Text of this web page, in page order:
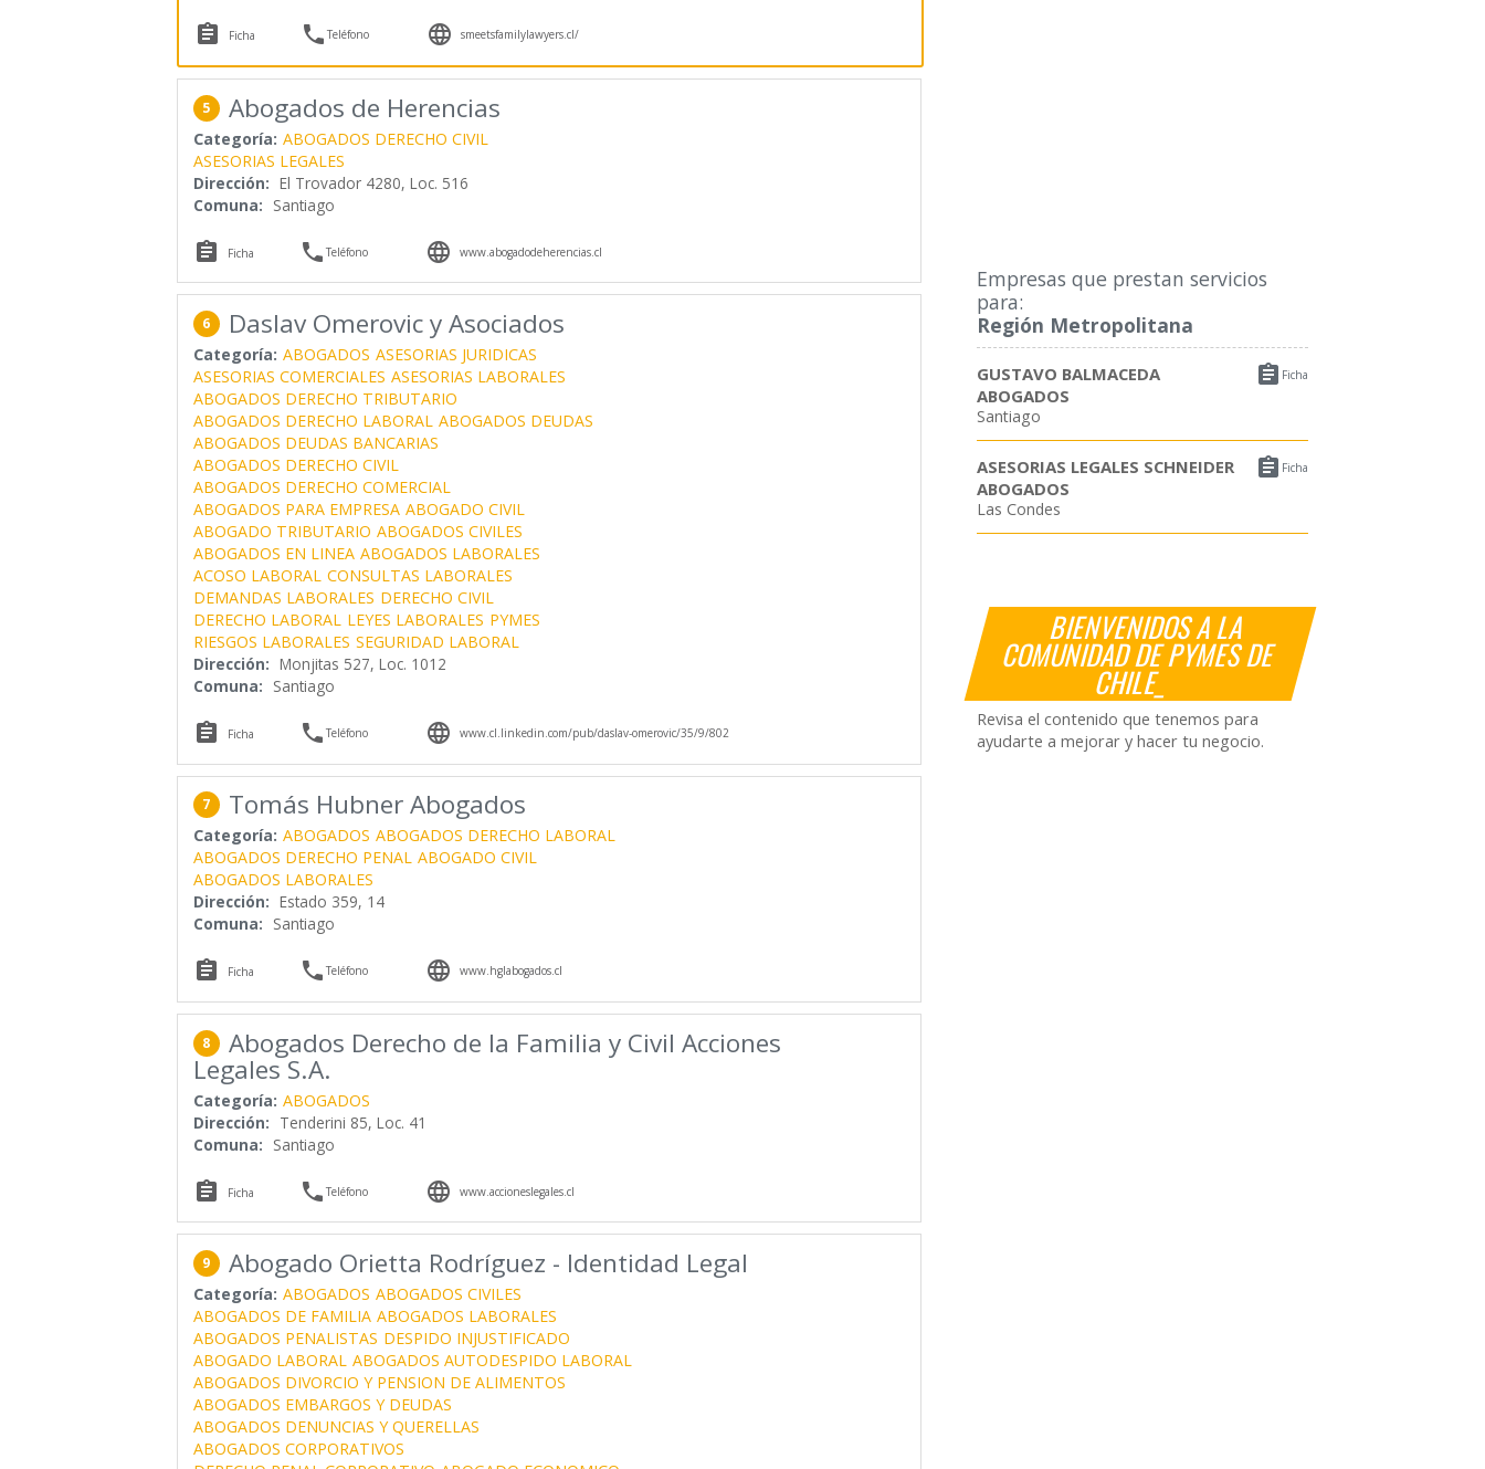
Empresas que prestan servicios
para:
Región Metropolitana
 Ficha
GUSTAVO BALMACEDA
ABOGADOS
Santiago
 Ficha
ASESORIAS LEGALES SCHNEIDER
ABOGADOS
Las Condes
BIENVENIDOS A LA
COMUNIDAD DE PYMES DE
CHILE_
Revisa el contenido que tenemos para
ayudarte a mejorar y hacer tu negocio.
 Ficha Teléfono  smeetsfamilylawyers.cl/
5 Abogados de Herencias
Categoría: ABOGADOS DERECHO CIVIL
ASESORIAS LEGALES
Dirección: El Trovador 4280, Loc. 516
Comuna: Santiago
 Ficha Teléfono  www.abogadodeherencias.cl
6 Daslav Omerovic y Asociados
Categoría: ABOGADOS ASESORIAS JURIDICAS
ASESORIAS COMERCIALES ASESORIAS LABORALES
ABOGADOS DERECHO TRIBUTARIO
ABOGADOS DERECHO LABORAL ABOGADOS DEUDAS
ABOGADOS DEUDAS BANCARIAS
ABOGADOS DERECHO CIVIL
ABOGADOS DERECHO COMERCIAL
ABOGADOS PARA EMPRESA ABOGADO CIVIL
ABOGADO TRIBUTARIO ABOGADOS CIVILES
ABOGADOS EN LINEA ABOGADOS LABORALES
ACOSO LABORAL CONSULTAS LABORALES
DEMANDAS LABORALES DERECHO CIVIL
DERECHO LABORAL LEYES LABORALES PYMES
RIESGOS LABORALES SEGURIDAD LABORAL
Dirección: Monjitas 527, Loc. 1012
Comuna: Santiago
 Ficha Teléfono  www.cl.linkedin.com/pub/daslav-omerovic/35/9/802
7 Tomás Hubner Abogados
Categoría: ABOGADOS ABOGADOS DERECHO LABORAL
ABOGADOS DERECHO PENAL ABOGADO CIVIL
ABOGADOS LABORALES
Dirección: Estado 359, 14
Comuna: Santiago
 Ficha Teléfono  www.hglabogados.cl
8 Abogados Derecho de la Familia y Civil Acciones
Legales S.A.
Categoría: ABOGADOS
Dirección: Tenderini 85, Loc. 41
Comuna: Santiago
 Ficha Teléfono  www.accioneslegales.cl
9 Abogado Orietta Rodríguez - Identidad Legal
Categoría: ABOGADOS ABOGADOS CIVILES
ABOGADOS DE FAMILIA ABOGADOS LABORALES
ABOGADOS PENALISTAS DESPIDO INJUSTIFICADO
ABOGADO LABORAL ABOGADOS AUTODESPIDO LABORAL
ABOGADOS DIVORCIO Y PENSION DE ALIMENTOS
ABOGADOS EMBARGOS Y DEUDAS
ABOGADOS DENUNCIAS Y QUERELLAS
ABOGADOS CORPORATIVOS